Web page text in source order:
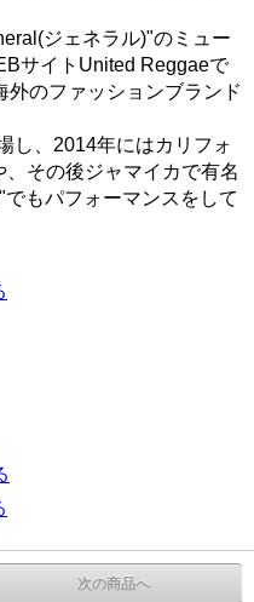
ジェネラル)"のミュー
サイトUnited Reggaeで
外のファッションブランド
し、2014年にはカリフォ
その後ジャマイカで有名
もパフォーマンスをして
次の商品へ